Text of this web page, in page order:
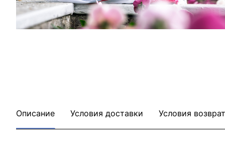
Описание Условия доставки Условия